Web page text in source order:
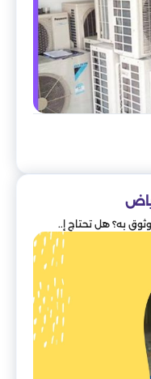
به؟ هل تحتاج إ..